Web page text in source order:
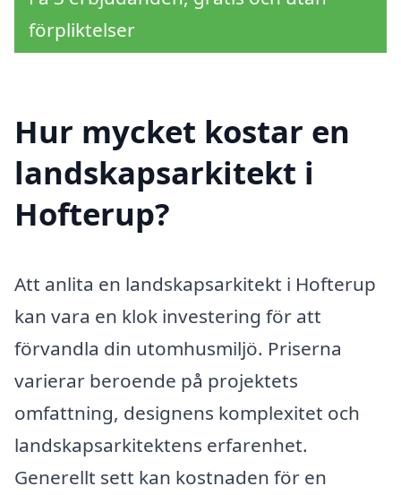
förpliktelser
Hur mycket kostar en
landskapsarkitekt i
Hofterup?
Att anlita en landskapsarkitekt i Hofterup
kan vara en klok investering för att
förvandla din utomhusmiljö. Priserna
varierar beroende på projektets
omfattning, designens komplexitet och
landskapsarkitektens erfarenhet.
Generellt sett kan kostnaden för en